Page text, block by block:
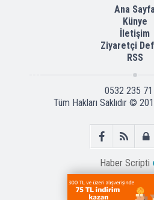
Ana
Künye
İletişim
Ziyaretçi
RSS
0532 235
Tüm Hakları Saklıdır ©
Haber Scripti